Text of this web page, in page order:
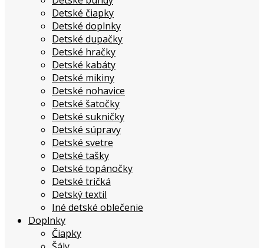
Detské čiapky
Detské doplnky
Detské dupačky
Detské hračky
Detské kabáty
Detské mikiny
Detské nohavice
Detské šatočky
Detské sukničky
Detské súpravy
Detské svetre
Detské tašky
Detské topánočky
Detské tričká
Detský textil
Iné detské oblečenie
Doplnky
Čiapky